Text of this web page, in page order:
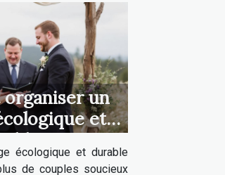
un
et
?
écologique et durable
de couples soucieux